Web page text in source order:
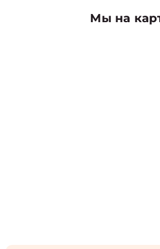
Мы на